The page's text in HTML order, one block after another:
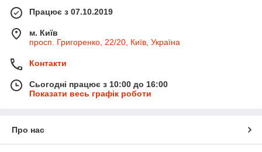
Працює з 07.10.2019
м. Київ
просп. Григоренко, 22/20, Київ, Україна
Контакти
Сьогодні працює з 10:00 до 16:00
Показати весь графік роботи
Про нас